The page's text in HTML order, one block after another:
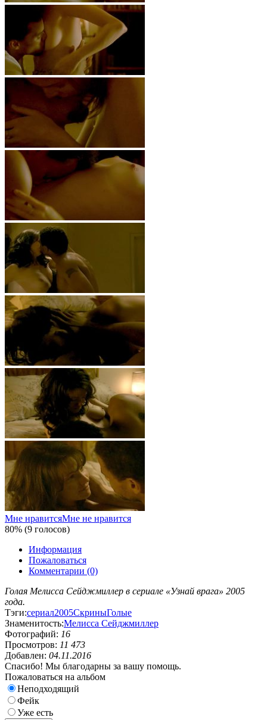
Мне нравитсяМне не нравится
80% (9 голосов)
Информация
Пожаловаться
Комментарии (0)
Голая Мелисса Сейджмиллер в сериале «Узнай врага» 2005
года.
Тэги:сериал2005СкриныГолые
Знаменитость:Мелисса Сейджмиллер
Фотографий: 16
Просмотров: 11 473
Добавлен: 04.11.2016
Спасибо! Мы благодарны за вашу помощь.
Пожаловаться на альбом
Неподходящий
Фейк
Уже есть